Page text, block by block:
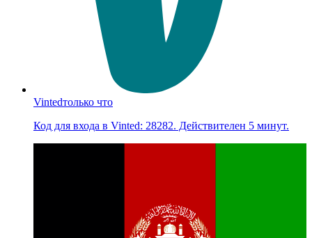
Vintedтолько что
Код для входа в Vinted: 28282. Действителен 5 минут.